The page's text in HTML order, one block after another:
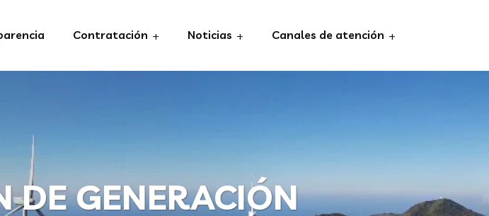
Contratación Noticias Canales de atención
DE GENERACIÓN